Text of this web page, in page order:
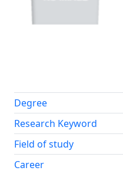
Degree
Research Keyword
Field of study
Career